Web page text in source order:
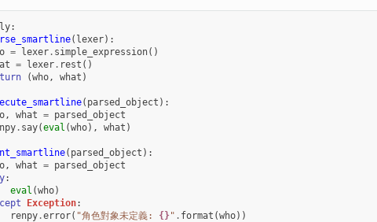
:
( lexer):
= lexer. simple_expression()
= lexer. rest ()
(who, what )
( parsed_object ):
, what = parsed_object
. say(eval (who), what )
( parsed_object ):
, what = parsed_object
:
eval (who)
Exception:
renpy.error( "角色對象未定義: {}" . format (who))